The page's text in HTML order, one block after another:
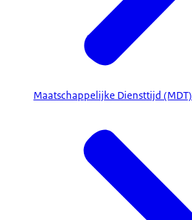
Maatschappelijke Diensttijd (MDT)